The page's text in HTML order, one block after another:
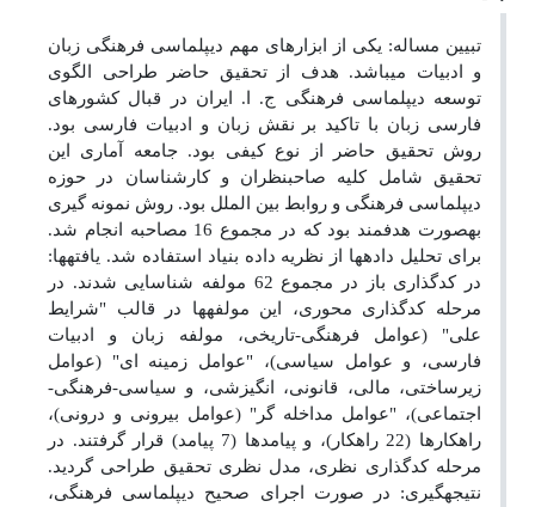
تبیین مساله: یکی از ابزارهای مهم دیپلماسی فرهنگی زبان
و ادبیات می­باشد. هدف از تحقیق حاضر طراحی الگوی
توسعه دیپلماسی فرهنگی ج. ا. ایران در قبال کشورهای
فارسی زبان با تاکید بر نقش زبان و ادبیات فارسی بود.
روش تحقیق حاضر از نوع کیفی بود. جامعه آماری این
تحقیق شامل کلیه صاحبنظران و کارشناسان در حوزه
دیپلماسی فرهنگی و روابط بین الملل بود. روش نمونه گیری
به­صورت هدفمند بود که در مجموع 16 مصاحبه انجام شد.
برای تحلیل داده­ها از نظریه داده بنیاد استفاده شد. یافته­ها:
در کدگذاری باز در مجموع 62 مولفه شناسایی شدند. در
مرحله کدگذاری محوری، این مولفه­ها در قالب "شرایط
علی" (عوامل فرهنگی-تاریخی، مولفه زبان و ادبیات
فارسی، و عوامل سیاسی)، "عوامل زمینه ای" (عوامل
زیرساختی، مالی، قانونی، انگیزشی، و سیاسی-فرهنگی-
اجتماعی)، "عوامل مداخله گر" (عوامل بیرونی و درونی)،
راهکارها (22 راهکار)، و پیامدها (7 پیامد) قرار گرفتند. در
مرحله کدگذاری نظری، مدل نظری تحقیق طراحی گردید.
نتیجه­گیری: در صورت اجرای صحیح دیپلماسی فرهنگی،